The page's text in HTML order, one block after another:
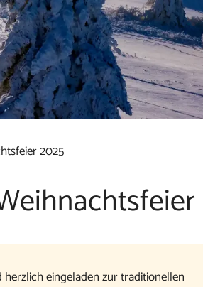
2025
eingeladen zur traditionellen